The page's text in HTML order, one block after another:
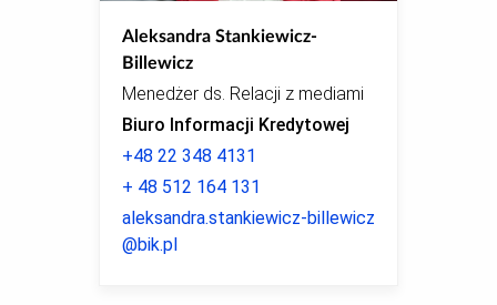
Aleksandra Stankiewicz-
Billewicz
Menedżer ds. Relacji z mediami
Biuro Informacji Kredytowej
+48 22 348 4131
+ 48 512 164 131
aleksandra.stankiewicz-billewicz
@bik.pl